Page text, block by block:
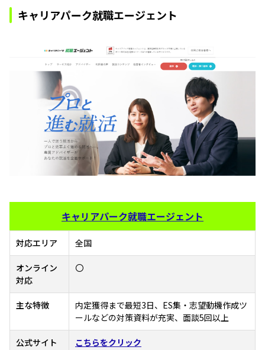
キャリアパーク就職エージェント
キャリアパーク就職エージェント
対応エリア 全国
オンライン
対応
〇
主な特徴
内定獲得まで最短3日、ES集・志望動機作成ツ
ールなどの対策資料が充実、面談5回以上
公式サイト こちらをクリック